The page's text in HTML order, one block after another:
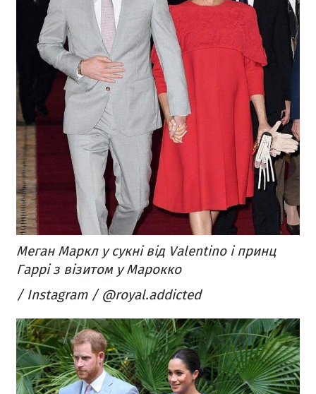
Меган Маркл у сукні від Valentino і принц
Гаррі з візитом у Марокко
/ Instagram / @royal.addicted